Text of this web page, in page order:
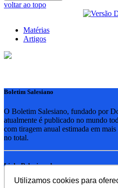
Utilizamos cookies para
voltar ao topo
Matérias
Artigos
Boletim Salesiano
O Boletim Salesiano, fundado por
atualmente é publicado no mundo
com tiragem anual estimada em
no total.
Links Relacionados
RSB - Rede Salesiana Brasil